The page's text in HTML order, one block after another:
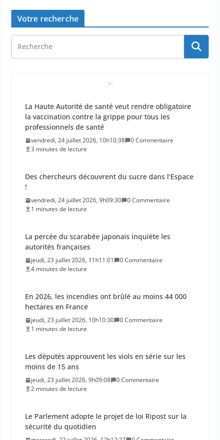
Votre recherche
La Haute Autorité de santé veut rendre obligatoire
la vaccination contre la grippe pour tous les
professionnels de santé
vendredi, 24 juillet 2026, 10h10:38
0 Commentaire
3 minutes de lecture
Des chercheurs découvrent du sucre dans l’Espace
!
vendredi, 24 juillet 2026, 9h09:30
0 Commentaire
1 minutes de lecture
La percée du scarabée japonais inquiète les
autorités françaises
jeudi, 23 juillet 2026, 11h11:01
0 Commentaire
4 minutes de lecture
En 2026, les incendies ont brûlé au moins 44 000
hectares en France
jeudi, 23 juillet 2026, 10h10:30
0 Commentaire
1 minutes de lecture
Les députés approuvent les viols en série sur les
moins de 15 ans
jeudi, 23 juillet 2026, 9h09:08
0 Commentaire
2 minutes de lecture
Le Parlement adopte le projet de loi Ripost sur la
sécurité du quotidien